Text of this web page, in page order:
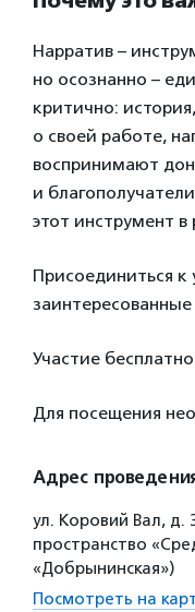
Нарратив –
но осознанно –
критично:
о своей работе,
воспринимают
и
этот инструмент в
Присоединиться к
Участие
Для посещения
Адрес
ул. Коровий Вал, д.
пространство
«Добрынинская»)
Посмотреть на